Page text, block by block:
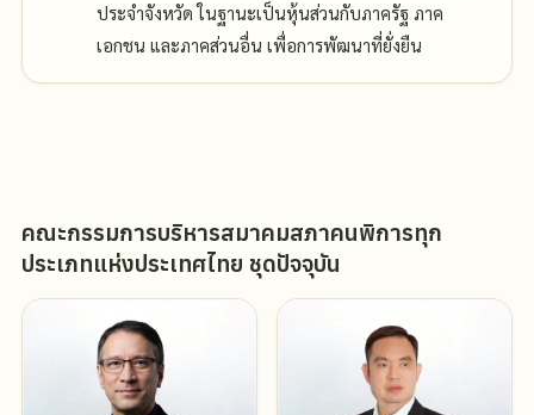
ประจำจังหวัด ในฐานะเป็นหุ้นส่วนกับภาครัฐ ภาค
เอกชน และภาคส่วนอื่น เพื่อการพัฒนาที่ยั่งยืน
คณะกรรมการบริหารสมาคมสภาคนพิการทุก
ประเภทแห่งประเทศไทย ชุดปัจจุบัน